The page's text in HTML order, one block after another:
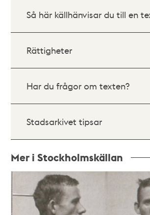
Så här källhänvisar du till en
Rättigheter
Har du frågor om texten?
Stadsarkivet tipsar
Mer i Stockholmskällan
Relaterade
poster
och
teman